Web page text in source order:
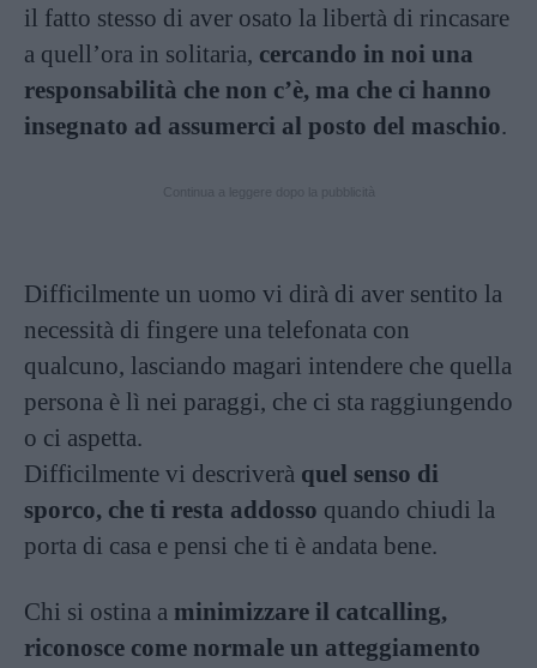
il fatto stesso di aver osato la libertà di rincasare
a quell’ora in solitaria, cercando in noi una
responsabilità che non c’è, ma che ci hanno
insegnato ad assumerci al posto del maschio.
Difficilmente un uomo vi dirà di aver sentito la
necessità di fingere una telefonata con
qualcuno, lasciando magari intendere che quella
persona è lì nei paraggi, che ci sta raggiungendo
o ci aspetta.
Difficilmente vi descriverà quel senso di
sporco, che ti resta addosso quando chiudi la
porta di casa e pensi che ti è andata bene.
Chi si ostina a minimizzare il catcalling,
riconosce come normale un atteggiamento